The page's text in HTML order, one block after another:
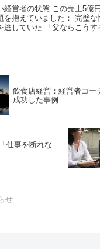
経営者の状態 この売上5億
を抱えていました： 完璧
逃していた 「父ならこうす
飲食店経営：経営者コー
成功した事例
仕事を断れな
せ